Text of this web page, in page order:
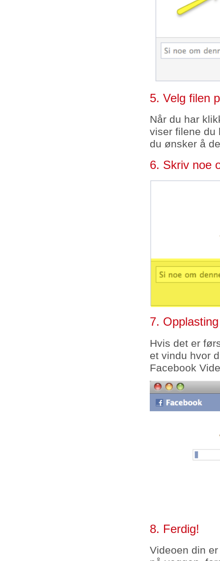
5. Velg filen
Når du har
viser filene du
du ønsker å
6. Skriv noe
7.
Hvis det er
et vindu hvor
Facebook
8. Ferdig!
Videoen din